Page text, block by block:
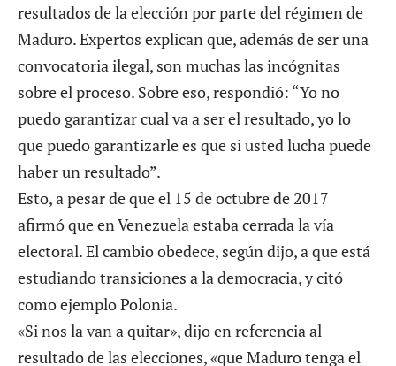
resultados de la elección por parte del régimen de
Maduro. Expertos explican que, además de ser una
convocatoria ilegal, son muchas las incógnitas
sobre el proceso. Sobre eso, respondió: “Yo no
puedo garantizar cual va a ser el resultado, yo lo
que puedo garantizarle es que si usted lucha puede
haber un resultado”.
Esto, a pesar de que el 15 de octubre de 2017
afirmó que en Venezuela estaba cerrada la vía
electoral. El cambio obedece, según dijo, a que está
estudiando transiciones a la democracia, y citó
como ejemplo Polonia.
«Si nos la van a quitar», dijo en referencia al
resultado de las elecciones, «que Maduro tenga el